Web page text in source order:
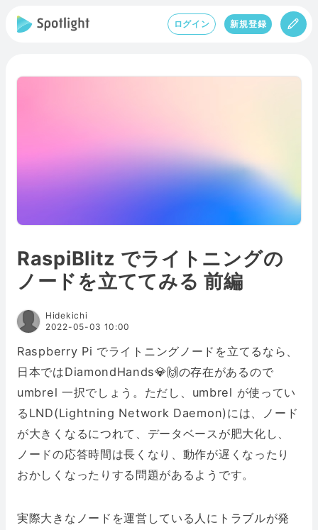
ログイン 新規登録
RaspiBlitz でライトニングの
ノードを立ててみる 前編
Hidekichi
2022-05-03 10:00
Raspberry Pi でライトニングノードを立てるなら、
日本ではDiamondHands💎🙌の存在があるので
umbrel 一択でしょう。ただし、umbrel が使ってい
るLND(Lightning Network Daemon)には、ノード
が大きくなるにつれて、データベースが肥大化し、
ノードの応答時間は長くなり、動作が遅くなったり
おかしくなったりする問題があるようです。
実際大きなノードを運営している人にトラブルが発